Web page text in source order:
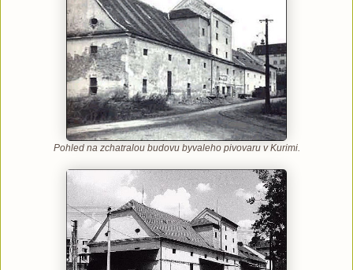
Pohled na zchatralou budovu byvaleho pivovaru v Kurimi.